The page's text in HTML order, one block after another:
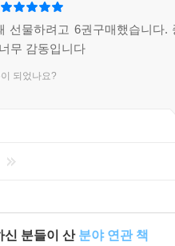
선물하려고 6권구매했습니다.
무 감동입니다
되었나요?
신 분들이 산 분야 연관 책